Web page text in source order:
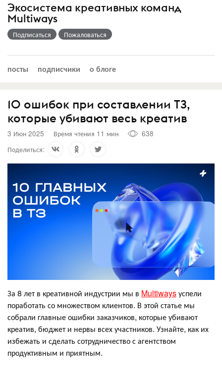
Экосистема креативных команд
Multiways
Подписаться Пожаловаться
посты подписчики о блоге
10 ошибок при составлении ТЗ,
которые убивают весь креатив
3 Июн 2025 Время чтения 11 мин
638
Поделиться:
За 8 лет в креативной индустрии мы в Multiwaysуспели
поработать со множеством клиентов. В этой статье мы
собрали главные ошибки заказчиков, которые убивают
креатив, бюджет и нервы всех участников. Узнайте, как их
избежать и сделать сотрудничество с агентством
продуктивным и приятным.